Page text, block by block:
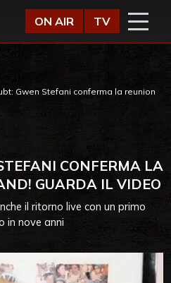
ON AIR TV
Gwen Stefani conferma la reunion
CONFERMA LA
GUARDA IL VIDEO
il ritorno live con un primo
in nove anni